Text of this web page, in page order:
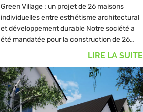
Green Village : un projet de 26 maisons
individuelles entre esthétisme architectural
et développement durable Notre société a
été mandatée pour la construction de 26…
LIRE LA SUITE